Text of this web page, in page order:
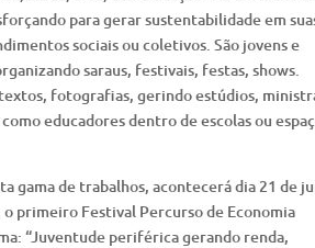
para gerar sustentabilidade em
sociais ou coletivos. São jovens e
saraus, festivais, festas, shows.
fotografias, gerindo estúdios,
educadores dentro de escolas ou
gama de trabalhos, acontecerá dia 21 de
o primeiro Festival Percurso de Economia
“Juventude periférica gerando renda,